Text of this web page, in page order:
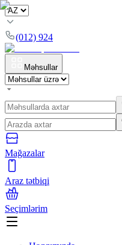
(012) 924
Məhsullar
Mağazalar
Araz tətbiqi
Seçimlərim